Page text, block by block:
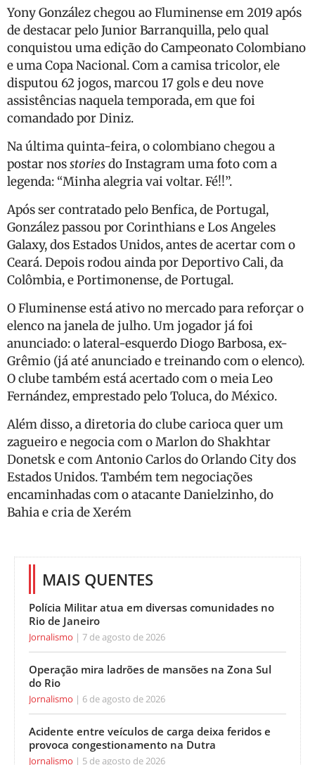
Yony González chegou ao Fluminense em 2019 após
de destacar pelo Junior Barranquilla, pelo qual
conquistou uma edição do Campeonato Colombiano
e uma Copa Nacional. Com a camisa tricolor, ele
disputou 62 jogos, marcou 17 gols e deu nove
assistências naquela temporada, em que foi
comandado por Diniz.
Na última quinta-feira, o colombiano chegou a
postar nosstoriesdo Instagram uma foto com a
legenda: “Minha alegria vai voltar. Fé!!”.
Após ser contratado pelo Benfica, de Portugal,
González passou por Corinthians e Los Angeles
Galaxy, dos Estados Unidos, antes de acertar com o
Ceará. Depois rodou ainda por Deportivo Cali, da
Colômbia, e Portimonense, de Portugal.
O Fluminense está ativo no mercado para reforçar o
elenco na janela de julho. Um jogador já foi
anunciado: o lateral-esquerdo Diogo Barbosa, ex-
Grêmio (já até anunciado e treinando com o elenco).
O clube também está acertado com o meia Leo
Fernández, emprestado pelo Toluca, do México.
Além disso, a diretoria do clube carioca quer um
zagueiro e negocia com o Marlon do Shakhtar
Donetsk e com Antonio Carlos do Orlando City dos
Estados Unidos. Também tem negociações
encaminhadas com o atacante Danielzinho, do
Bahia e cria de Xerém
MAIS QUENTES
Polícia Militar atua em diversas comunidades no
Rio de Janeiro
Jornalismo 7 de agosto de 2026
Operação mira ladrões de mansões na Zona Sul
do Rio
Jornalismo 6 de agosto de 2026
Acidente entre veículos de carga deixa feridos e
provoca congestionamento na Dutra
Jornalismo 5 de agosto de 2026